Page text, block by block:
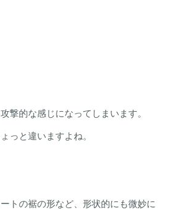
撃的な感じになってしまいます。
っと違いますよね。
トの裾の形など、形状的にも微妙に